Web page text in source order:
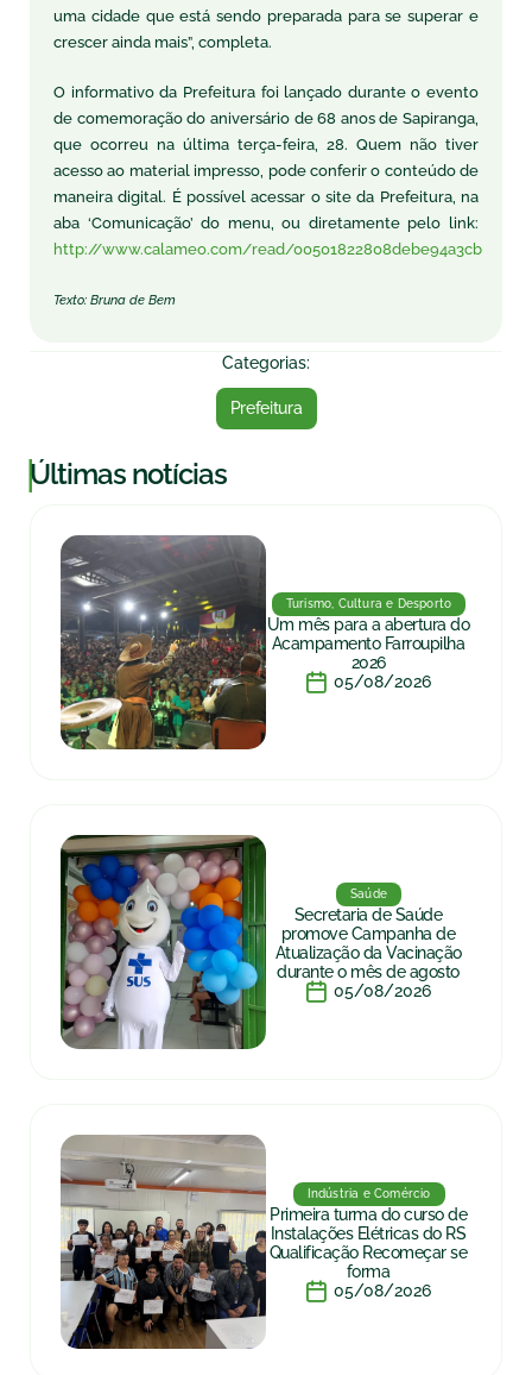
uma cidade que está sendo preparada para se superar e
crescer ainda mais”, completa.
O informativo da Prefeitura foi lançado durante o evento
de comemoração do aniversário de 68 anos de Sapiranga,
que ocorreu na última terça-feira, 28. Quem não tiver
acesso ao material impresso, pode conferir o conteúdo de
maneira digital. É possível acessar o site da Prefeitura, na
aba ‘Comunicação’ do menu, ou diretamente pelo link:
http://www.calameo.com/read/00501822808debe94a3cb
Texto: Bruna de Bem
Categorias:
Prefeitura
|Últimas notícias
Turismo, Cultura e Desporto
Um mês para a abertura do
Acampamento Farroupilha
2026
05/08/2026
Saúde
Secretaria de Saúde
promove Campanha de
Atualização da Vacinação
durante o mês de agosto
05/08/2026
Indústria e Comércio
Primeira turma do curso de
Instalações Elétricas do RS
Qualificação Recomeçar se
forma
05/08/2026